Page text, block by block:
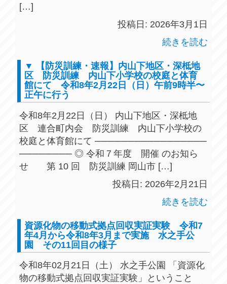
[…]
投稿日: 2026年3月1日
続きを読む
▼ 【防災訓練・速報】内山下地区・深柢地
区 防災訓練 内山下小学校の校庭と体育
館にて 令和8年2月22日（日）午前9時半〜
正午に行う
令和8年2月22日（日） 内山下地区・深柢地
区 連合町内会 防災訓練 内山下小学校の
校庭と体育館にて ─────────────────
──────── ◎ 令和７年度 開催 のお知ら
せ 第 10 回 防災訓練 岡山市 […]
投稿日: 2026年2月21日
続きを読む
資源化物の移動式拠点回収実証実験 令和7
年4月から令和8年3月まで実施 水之手公
園 その11回目の様子
令和8年02月21日（土） 水之手公園 「資源化
物の移動式拠点回収実証実験」ということ